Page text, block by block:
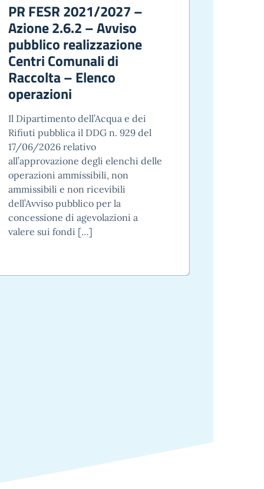
PR FESR 2021/2027 –
Azione 2.6.2 – Avviso
pubblico realizzazione
Centri Comunali di
Raccolta – Elenco
operazioni
Il Dipartimento dell’Acqua e dei
Rifiuti pubblica il DDG n. 929 del
17/06/2026 relativo
all’approvazione degli elenchi delle
operazioni ammissibili, non
ammissibili e non ricevibili
dell’Avviso pubblico per la
concessione di agevolazioni a
valere sui fondi […]